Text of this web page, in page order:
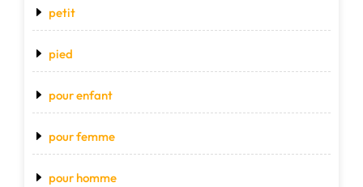
petit
pied
pour enfant
pour femme
pour homme